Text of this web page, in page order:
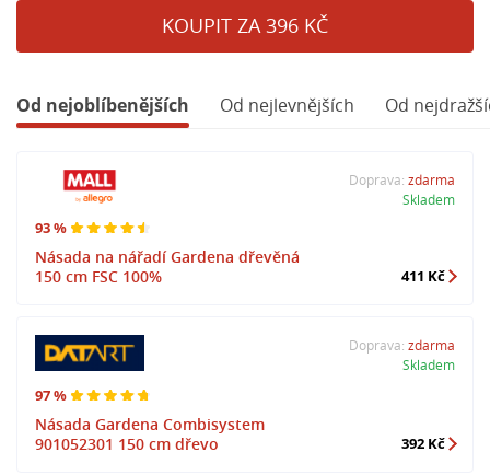
KOUPIT ZA 396 KČ
Od nejoblíbenějších Od nejlevnějších Od
93 %
Násada na nářadí Gardena dřevěná
150 cm FSC 100%
Doprava: zdarma
Skladem
411 Kč
97 %
Násada Gardena Combisystem
901052301 150 cm dřevo
Doprava: zdarma
Skladem
392 Kč